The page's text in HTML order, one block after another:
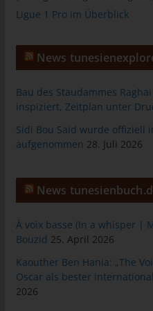
Ligue 1 Pro im Überblick
News
Bau des Staudammes
inspiziert, Zeitplan unter
Sidi Bou Said wurde offiziell
aufgenommen 28. Juli 2026
News
À voix basse (In a whisper |
Bouzid 25. April 2026
Kaouther Ben Hania: „The
Oscar als bester
2026
Warenkorbes im Online-Shop.
Die betroffene Person kann
Einstellung des genutzten
damit der Setzung von
Ferner können bereits
Internetbrowser oder andere
werden. Dies ist in allen
dem genutzten
Funktionen unserer
Erfassung von
Die Internetseite erfasst mit
eine betroffene Person oder